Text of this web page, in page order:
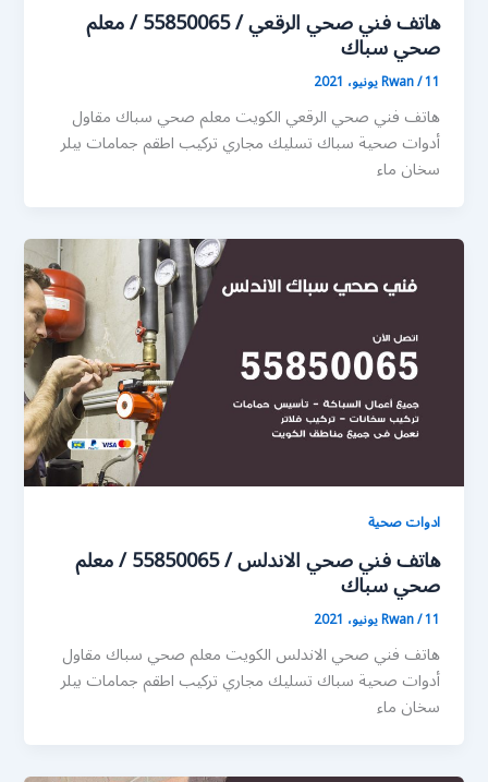
هاتف فني صحي الرقعي / 55850065 / معلم
صحي سباك
Rwan/11 يونيو، 2021
هاتف فني صحي الرقعي الكويت معلم صحي سباك مقاول
أدوات صحية سباك تسليك مجاري تركيب اطقم جمامات بيلر
سخان ماء
ادوات صحية
هاتف فني صحي الاندلس / 55850065 / معلم
صحي سباك
Rwan/11 يونيو، 2021
هاتف فني صحي الاندلس الكويت معلم صحي سباك مقاول
أدوات صحية سباك تسليك مجاري تركيب اطقم جمامات بيلر
سخان ماء